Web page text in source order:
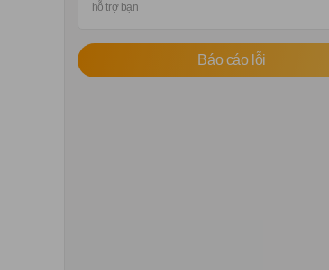
hỗ trợ bạn
Báo cáo lỗi